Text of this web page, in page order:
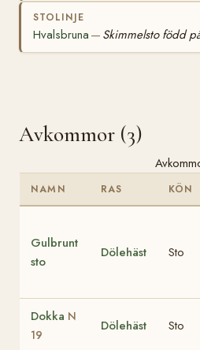
STOLINJE
Hvalsbruna — Skimmelsto född
Avkommor (3)
NAMN RAS KÖN
Gulbrunt
sto
Dölehäst Sto
Dokka N
19
Dölehäst Sto